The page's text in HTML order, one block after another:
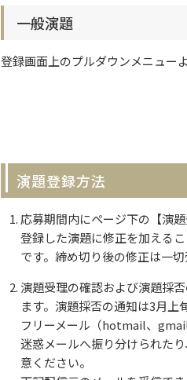
一般演題
登録画面上のプルダウンメニュー
演題登録方法
応募期間内にページ下の【演
登録した演題に修正を加える
です。締め切り後の修正は一
演題受理の確認および演題採
ます。演題採否の通知は3月上
フリーメール（hotmail、
迷惑メールへ振り分けられた
意ください。